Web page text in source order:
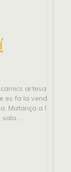
artesanals, ja
es fa la venda, té la
Matança a